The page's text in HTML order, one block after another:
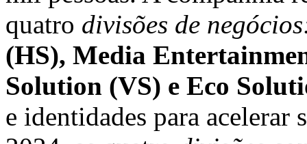
quatro divisões de
(HS), Media
Solution (VS) e Eco
e identidades para